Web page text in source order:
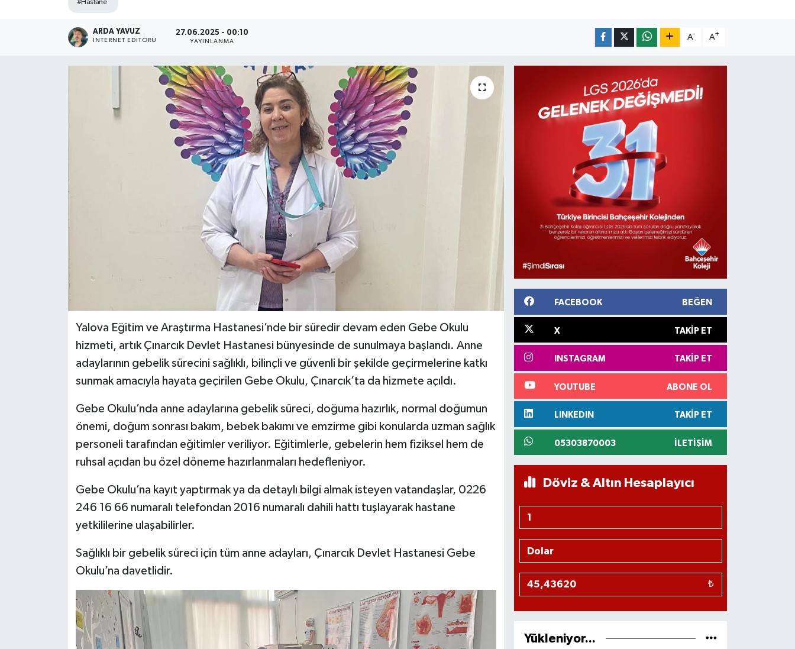
#Hastane
ARDA YAVUZ
İNTERNET EDITÖRÜ
27.06.2025 - 00:10
YAYINLANMA
A- A+
Yalova Eğitim ve Araştırma Hastanesi’nde bir süredir devam eden Gebe Okulu
hizmeti, artık Çınarcık Devlet Hastanesi bünyesinde de sunulmaya başlandı. Anne
adaylarının gebelik sürecini sağlıklı, bilinçli ve güvenli bir şekilde geçirmelerine katkı
sunmak amacıyla hayata geçirilen Gebe Okulu, Çınarcık’ta da hizmete açıldı.
Gebe Okulu’nda anne adaylarına gebelik süreci, doğuma hazırlık, normal doğumun
önemi, doğum sonrası bakım, bebek bakımı ve emzirme gibi konularda uzman sağlık
personeli tarafından eğitimler veriliyor. Eğitimlerle, gebelerin hem fiziksel hem de
ruhsal açıdan bu özel döneme hazırlanmaları hedefleniyor.
Gebe Okulu’na kayıt yaptırmak ya da detaylı bilgi almak isteyen vatandaşlar, 0226
246 16 66 numaralı telefondan 2016 numaralı dahili hattı tuşlayarak hastane
yetkililerine ulaşabilirler.
Sağlıklı bir gebelik süreci için tüm anne adayları, Çınarcık Devlet Hastanesi Gebe
Okulu’na davetlidir.
FACEBOOK BEĞEN
X TAKIP ET
INSTAGRAM TAKIP ET
YOUTUBE ABONE OL
LINKEDIN TAKIP ET
05303870003 İLETIŞIM
Döviz & Altın Hesaplayıcı
₺
Yükleniyor...